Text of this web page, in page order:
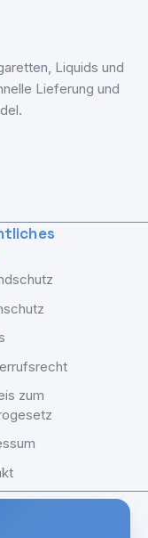
Liquids und
Lieferung und
zum